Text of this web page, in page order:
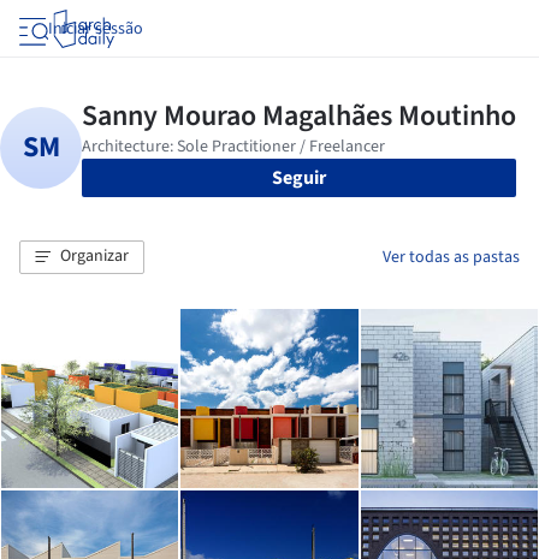
Iniciar sessão
Seguir
Organizar Ver todas as pastas